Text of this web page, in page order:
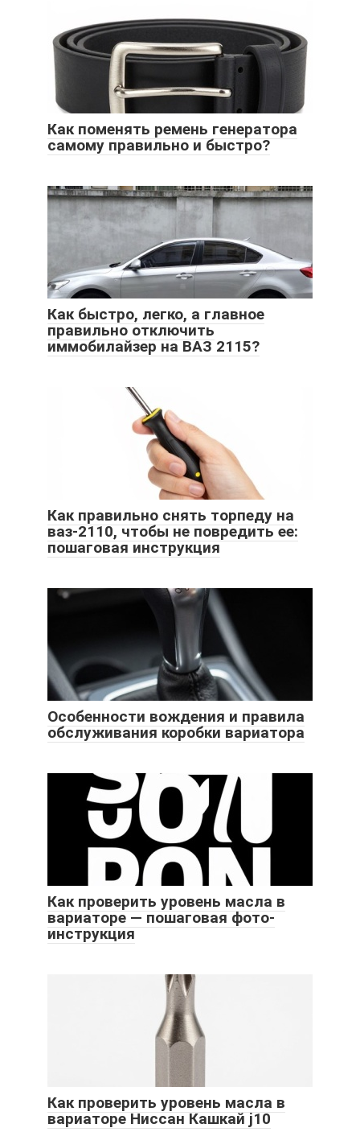
Как поменять ремень генератора
самому правильно и быстро?
Как быстро, легко, а главное
правильно отключить
иммобилайзер на ВАЗ 2115?
Как правильно снять торпеду на
ваз-2110, чтобы не повредить ее:
пошаговая инструкция
Особенности вождения и правила
обслуживания коробки вариатора
Как проверить уровень масла в
вариаторе — пошаговая фото-
инструкция
Как проверить уровень масла в
вариаторе Ниссан Кашкай j10